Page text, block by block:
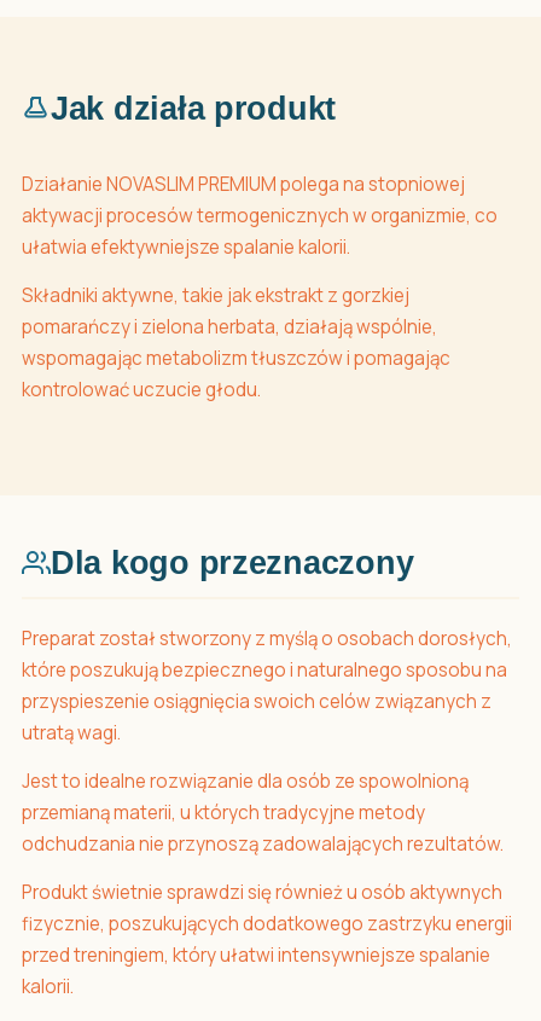
Jak działa produkt
Działanie NOVASLIM PREMIUM polega na stopniowej
aktywacji procesów termogenicznych w organizmie, co
ułatwia efektywniejsze spalanie kalorii.
Składniki aktywne, takie jak ekstrakt z gorzkiej
pomarańczy i zielona herbata, działają wspólnie,
wspomagając metabolizm tłuszczów i pomagając
kontrolować uczucie głodu.
Dla kogo przeznaczony
Preparat został stworzony z myślą o osobach dorosłych,
które poszukują bezpiecznego i naturalnego sposobu na
przyspieszenie osiągnięcia swoich celów związanych z
utratą wagi.
Jest to idealne rozwiązanie dla osób ze spowolnioną
przemianą materii, u których tradycyjne metody
odchudzania nie przynoszą zadowalających rezultatów.
Produkt świetnie sprawdzi się również u osób aktywnych
fizycznie, poszukujących dodatkowego zastrzyku energii
przed treningiem, który ułatwi intensywniejsze spalanie
kalorii.